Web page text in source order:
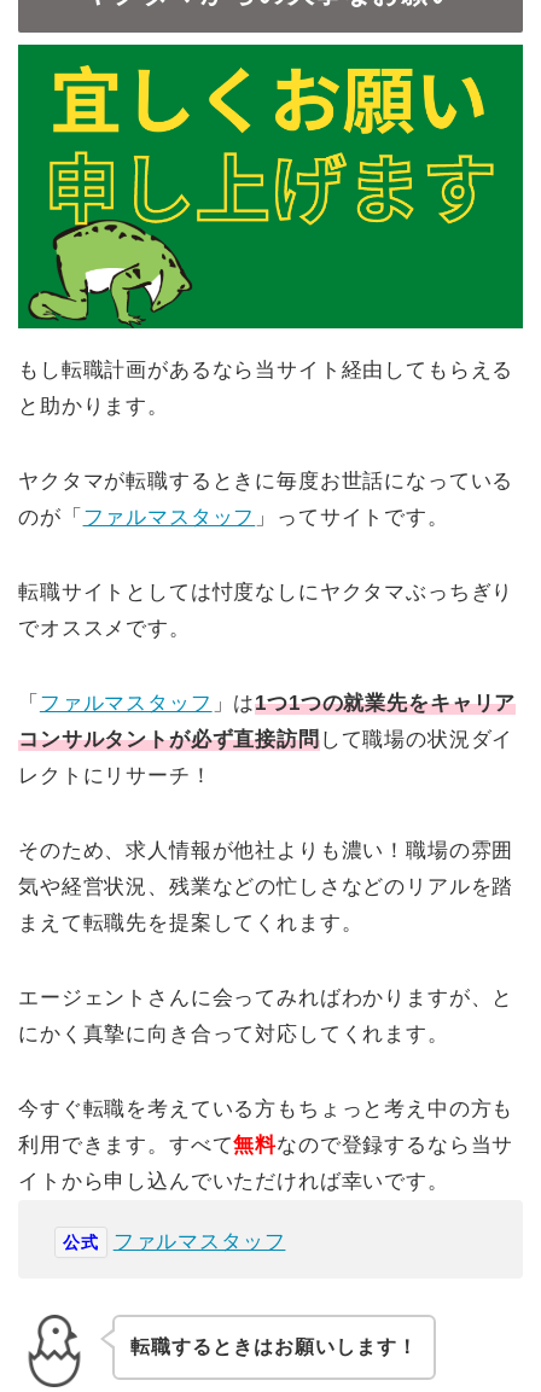
もし転職計画があるなら当サイト経由してもらえる
と助かります。
ヤクタマが転職するときに毎度お世話になっている
のが「 ファルマスタッフ 」ってサイトです。
転職サイトとしては忖度なしにヤクタマぶっちぎり
でオススメです。
「 ファルマスタッフ 」は1つ1つの就業先をキャリア
コンサルタントが必ず直接訪問して職場の状況ダイ
レクトにリサーチ！
そのため、求人情報が他社よりも濃い！職場の雰囲
気や経営状況、残業などの忙しさなどのリアルを踏
まえて転職先を提案してくれます。
エージェントさんに会ってみればわかりますが、と
にかく真摯に向き合って対応してくれます。
今すぐ転職を考えている方もちょっと考え中の方も
利用できます。すべて無料なので登録するなら当サ
イトから申し込んでいただければ幸いです。
公式 ファルマスタッフ
転職するときはお願いします！